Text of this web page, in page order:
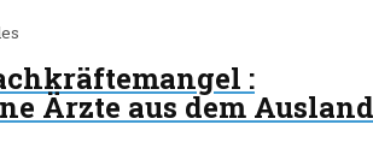
:
Ärzte aus dem